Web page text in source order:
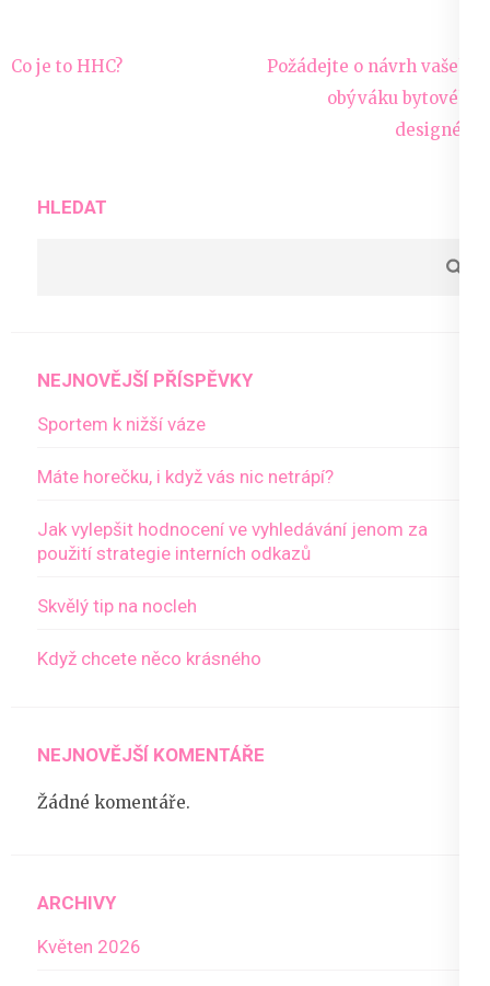
Navigace
Co je to HHC?
Požádejte o návrh vašeho
obýváku bytového
designéra
HLEDAT
NEJNOVĚJŠÍ PŘÍSPĚVKY
Sportem k nižší váze
Máte horečku, i když vás nic netrápí?
Jak vylepšit hodnocení ve vyhledávání jenom za
použití strategie interních odkazů
Skvělý tip na nocleh
Když chcete něco krásného
NEJNOVĚJŠÍ KOMENTÁŘE
Žádné komentáře.
ARCHIVY
Květen 2026